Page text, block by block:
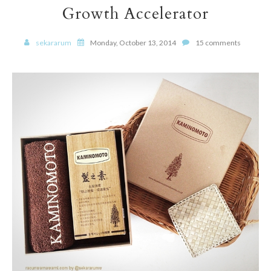
Growth Accelerator
sekararum Monday, October 13, 2014 15 comments